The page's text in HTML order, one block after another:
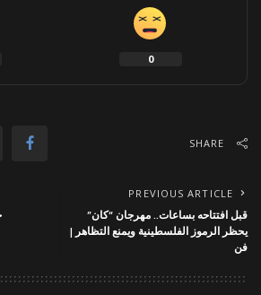
0
SHARE
PREVIOUS ARTICLE
قبل افتتاحه بساعات.. مهرجان “كان”
يحظر الرموز الفلسطينية ويمنع التظاهر |
فن